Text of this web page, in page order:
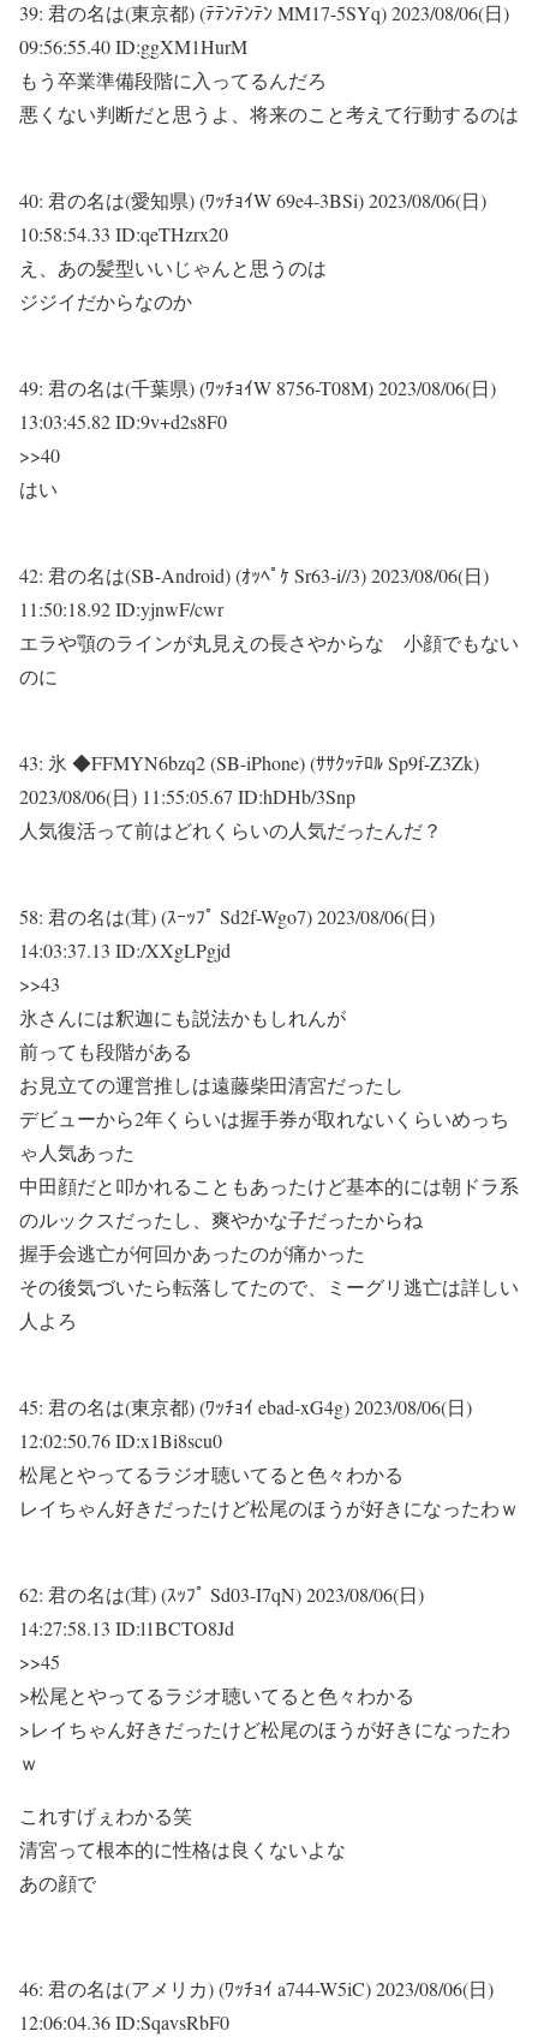
39: 君の名は(東京都) (ﾃﾃﾝﾃﾝﾃﾝ MM17-5SYq)2023/08/06(日)
09:56:55.40 ID:ggXM1HurM
もう卒業準備段階に入ってるんだろ
悪くない判断だと思うよ、将来のこと考えて行動するのは
40: 君の名は(愛知県) (ﾜｯﾁｮｲW 69e4-3BSi)2023/08/06(日)
10:58:54.33 ID:qeTHzrx20
え、あの髪型いいじゃんと思うのは
ジジイだからなのか
49: 君の名は(千葉県) (ﾜｯﾁｮｲW 8756-T08M)2023/08/06(日)
13:03:45.82 ID:9v+d2s8F0
>>40
はい
42: 君の名は(SB-Android) (ｵｯﾍﾟｹ Sr63-i//3)2023/08/06(日)
11:50:18.92 ID:yjnwF/cwr
エラや顎のラインが丸見えの長さやからな 小顔でもない
のに
43: 氷 ◆FFMYN6bzq2 (SB-iPhone) (ｻｻｸｯﾃﾛﾙ Sp9f-Z3Zk)
2023/08/06(日) 11:55:05.67 ID:hDHb/3Snp
人気復活って前はどれくらいの人気だったんだ？
58: 君の名は(茸) (ｽｰｯﾌﾟ Sd2f-Wgo7)2023/08/06(日)
14:03:37.13 ID:/XXgLPgjd
>>43
氷さんには釈迦にも説法かもしれんが
前っても段階がある
お見立ての運営推しは遠藤柴田清宮だったし
デビューから2年くらいは握手券が取れないくらいめっち
ゃ人気あった
中田顔だと叩かれることもあったけど基本的には朝ドラ系
のルックスだったし、爽やかな子だったからね
握手会逃亡が何回かあったのが痛かった
その後気づいたら転落してたので、ミーグリ逃亡は詳しい
人よろ
45: 君の名は(東京都) (ﾜｯﾁｮｲ ebad-xG4g)2023/08/06(日)
12:02:50.76 ID:x1Bi8scu0
松尾とやってるラジオ聴いてると色々わかる
レイちゃん好きだったけど松尾のほうが好きになったわｗ
62: 君の名は(茸) (ｽｯﾌﾟ Sd03-I7qN)2023/08/06(日)
14:27:58.13 ID:l1BCTO8Jd
>>45
>松尾とやってるラジオ聴いてると色々わかる
>レイちゃん好きだったけど松尾のほうが好きになったわ
ｗ
これすげぇわかる笑
清宮って根本的に性格は良くないよな
あの顔で
46: 君の名は(アメリカ) (ﾜｯﾁｮｲ a744-W5iC)2023/08/06(日)
12:06:04.36 ID:SqavsRbF0